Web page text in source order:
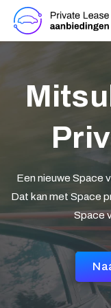
Een nieuwe Space
Dat kan met Space
Space